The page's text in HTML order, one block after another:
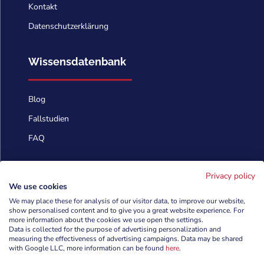
Kontakt
Datenschutzerklärung
Wissensdatenbank
Blog
Fallstudien
FAQ
 info@cyberforces.com
 +48 505 372 810

Privacy policy
We use cookies
We may place these for analysis of our visitor data, to improve our website,
show personalised content and to give you a great website experience. For
more information about the cookies we use open the settings.
Data is collected for the purpose of advertising personalization and
measuring the effectiveness of advertising campaigns. Data may be shared
with Google LLC, more information can be found here.